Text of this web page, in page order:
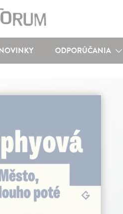
ODPORÚČANIA